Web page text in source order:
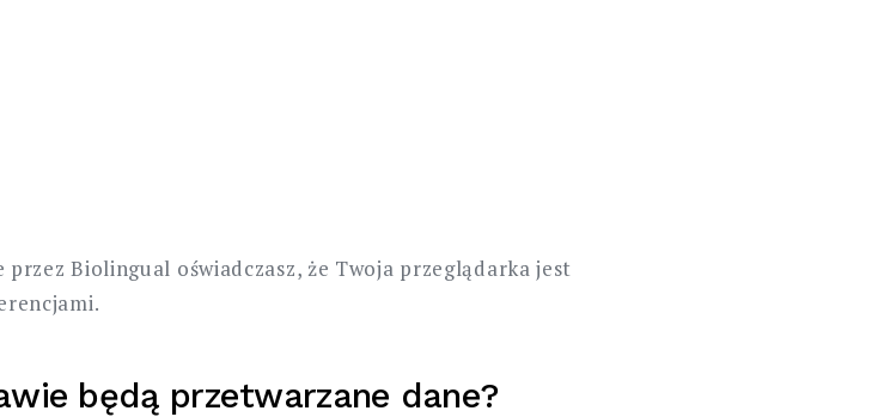
Biolingual oświadczasz, że Twoja przeglądarka jest
będą przetwarzane dane?